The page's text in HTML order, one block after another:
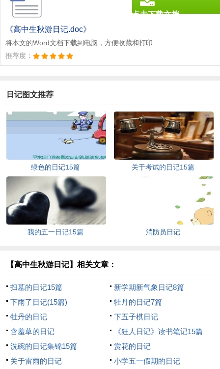
《高中生秋游日记.doc》
将本文的Word文档下载到电脑，方便收藏和打印
推荐度：
点击下载文档
日记图文推荐
绿色的日记15篇 关于考试的日记15篇
我的五一日记15篇 消防员日记
【高中生秋游日记】相关文章：
扫墓的日记15篇
新学期新气象日记8篇
下雨了日记(15篇)
牡丹的日记7篇
牡丹的日记
下五子棋日记
含羞草的日记
《狂人日记》读书笔记15篇
洗碗的日记集锦15篇
赏花的日记
关于雷雨的日记
小学五一假期的日记